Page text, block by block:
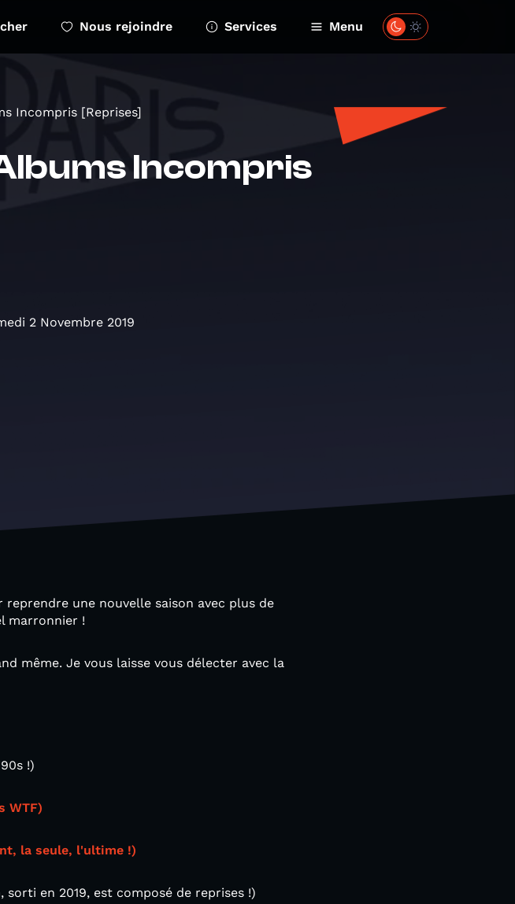
Nous rejoindre Services Menu
Incompris [Reprises]
Incompris
2 Novembre 2019
une nouvelle saison avec plus de
marronnier !
même. Je vous laisse vous délecter avec la
!)
WTF)
la seule, l'ultime !)
en 2019, est composé de reprises !)